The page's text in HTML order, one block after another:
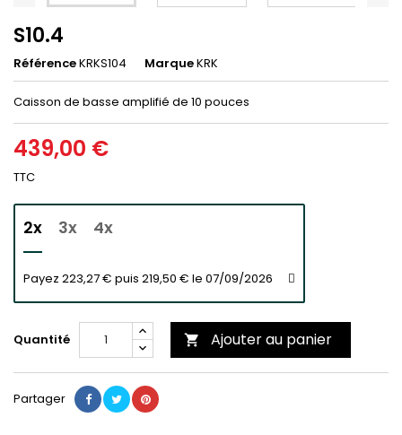
S10.4
RéférenceKRKS104 MarqueKRK
Caisson de basse amplifié de 10 pouces
439,00 €
TTC
2x 3x 4x
Payez 223,27 € puis 219,50 € le 07/09/2026
Quantité  Ajouter au panier
Partager